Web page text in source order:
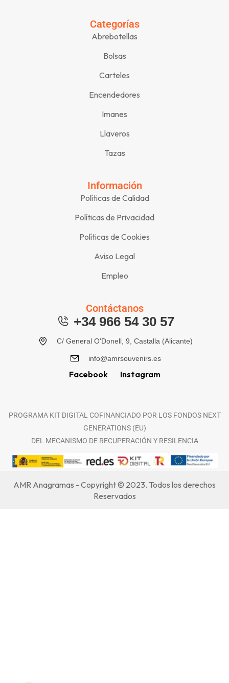
Categorías
Abrebotellas
Bolsas
Carteles
Encendedores
Imanes
Llaveros
Tazas
Información
Políticas de Calidad
Políticas de Privacidad
Políticas de Cookies
Aviso Legal
Empleo
Contáctanos
+34 966 54 30 57
C/ General O'Donell, 9, Castalla (Alicante)
info@amrsouvenirs.es
Facebook Instagram
PROGRAMA KIT DIGITAL COFINANCIADO POR LOS FONDOS NEXT
GENERATIONS (EU)
DEL MECANISMO DE RECUPERACIÓN Y RESILENCIA
AMR Anagramas - Copyright © 2023. Todos los derechos
Reservados